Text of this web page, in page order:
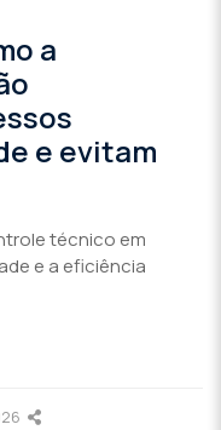
a
e evitam
técnico em
e a eficiência